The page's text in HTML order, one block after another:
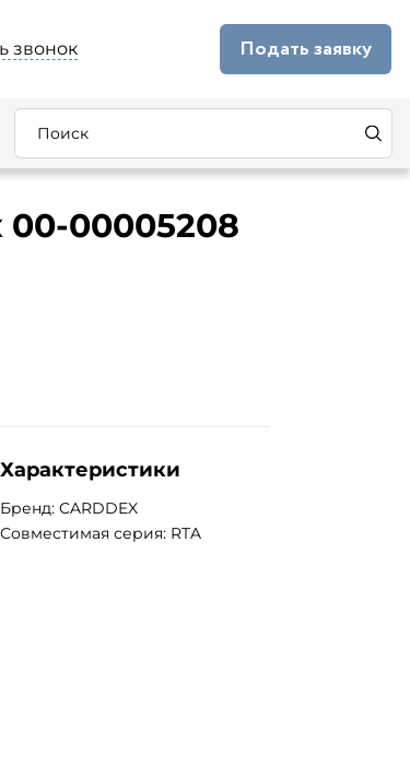
звонок Подать заявку
00-00005208
Характеристики
Бренд: CARDDEX
Совместимая серия: RTA